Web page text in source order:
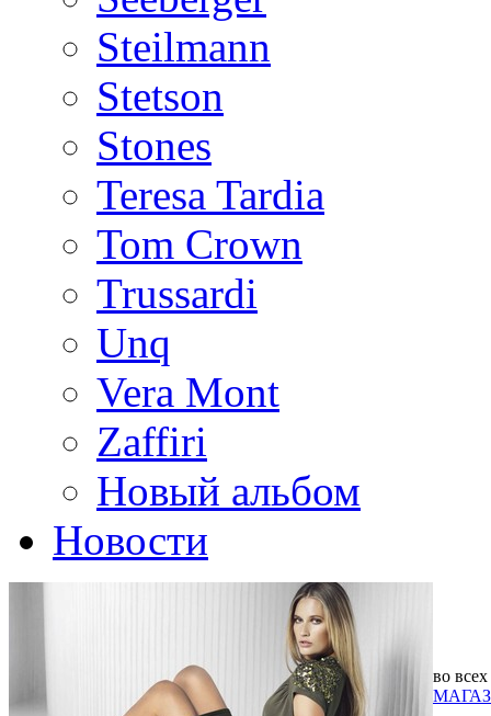
Steilmann
Stetson
Stones
Teresa Tardia
Tom Crown
Trussardi
Unq
Vera Mont
Zaffiri
Новый альбом
Новости
во всех